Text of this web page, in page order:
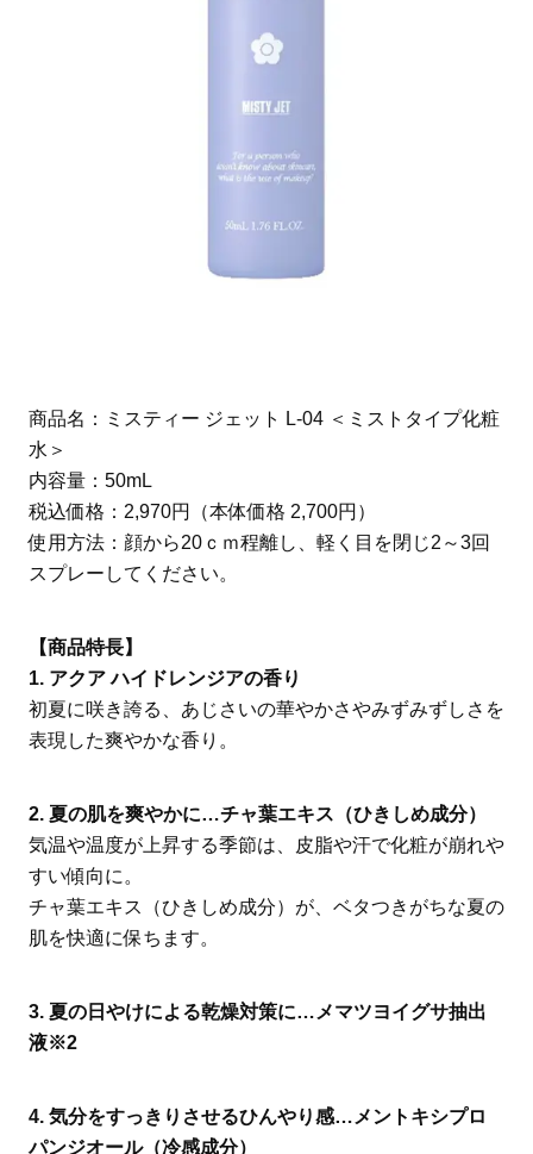
商品名：ミスティー ジェット L-04 ＜ミストタイプ化粧
水＞
内容量：50mL
税込価格：2,970円（本体価格 2,700円）
使用方法：顔から20ｃｍ程離し、軽く目を閉じ2～3回
スプレーしてください。
【商品特長】
1. アクア ハイドレンジアの香り
初夏に咲き誇る、あじさいの華やかさやみずみずしさを
表現した爽やかな香り。
2. 夏の肌を爽やかに…チャ葉エキス（ひきしめ成分）
気温や温度が上昇する季節は、皮脂や汗で化粧が崩れや
すい傾向に。
チャ葉エキス（ひきしめ成分）が、ベタつきがちな夏の
肌を快適に保ちます。
3. 夏の日やけによる乾燥対策に…メマツヨイグサ抽出
液※2
4. 気分をすっきりさせるひんやり感…メントキシプロ
パンジオール（冷感成分）